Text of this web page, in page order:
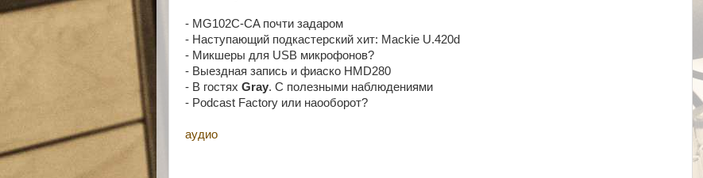
- MG102C-CA почти задаром
- Наступающий подкастерский хит: Mackie U.420d
- Микшеры для USB микрофонов?
- Выездная запись и фиаско HMD280
- В гостях Gray. С полезными наблюдениями
- Podcast Factory или наооборот?
аудио